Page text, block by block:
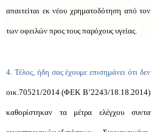
απαιτείται εκ νέου χρηματοδότηση από
των οφειλών προς τους παρόχους υγείας.
4. Τέλος, ήδη σας έχουμε επισημάνει ότι
οικ.70521/2014 (ΦΕΚ Β’2243/18.18.2014)
καθορίστηκαν τα μέτρα ελέγχου